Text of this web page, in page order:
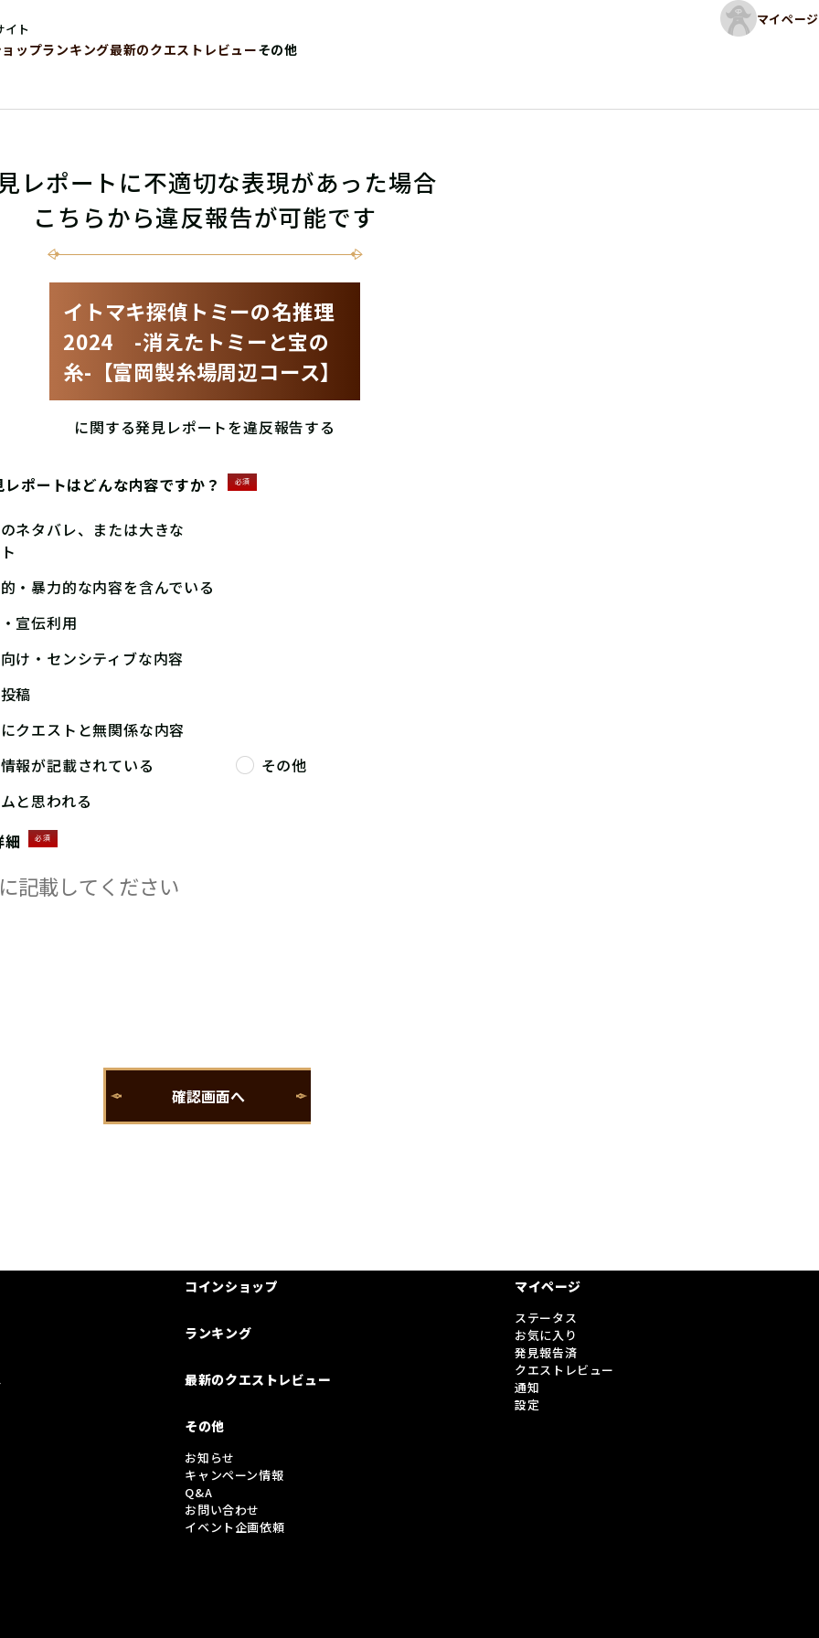
イト
マイページ
ップランキング最新のクエストレビューその他
レポートに不適切な表現があった場合
こちらから違反報告が可能です
イトマキ探偵トミーの名推理
2024 -消えたトミーと宝の
糸-【富岡製糸場周辺コース】
に関する発見レポートを違反報告する
ポートはどんな内容ですか？ 必須
ネタバレ、または大きな
・暴力的な内容を含んでいる
宣伝利用
け・センシティブな内容
稿
クエストと無関係な内容
報が記載されている
その他
と思われる
細
必須
コインショップ
ランキング
最新のクエストレビュー
その他
お知らせ
キャンペーン情報
Q&A
お問い合わせ
イベント企画依頼
マイページ
ステータス
お気に入り
発見報告済
クエストレビュー
通知
設定